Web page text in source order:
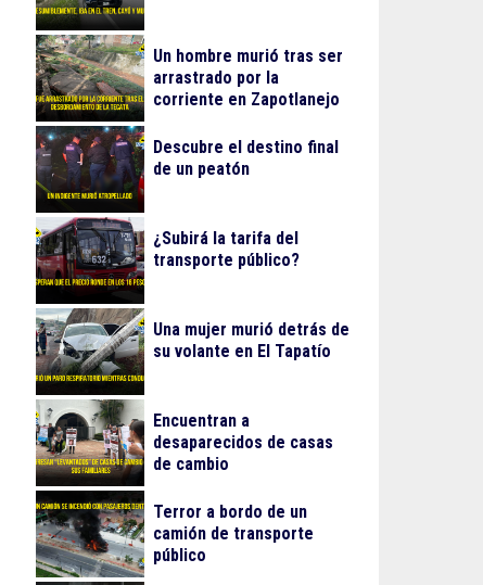
Un hombre murió tras ser
arrastrado por la
corriente en Zapotlanejo
Descubre el destino final
de un peatón
¿Subirá la tarifa del
transporte público?
Una mujer murió detrás de
su volante en El Tapatío
Encuentran a
desaparecidos de casas
de cambio
Terror a bordo de un
camión de transporte
público